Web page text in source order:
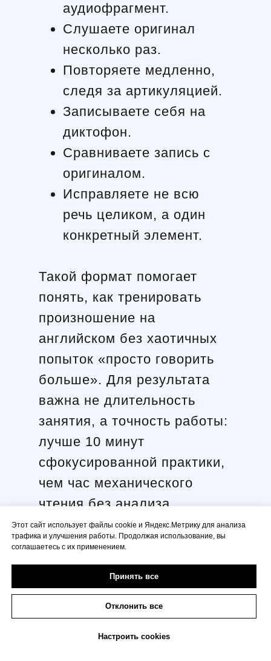
Этот сайт использует файлы cookie и Яндекс.Метрику для анализа
трафика и улучшения работы. Продолжая использование, вы
соглашаетесь с их применением.
Принять все
Отклонить все
Настроить cookies
аудиофрагмент.
Слушаете оригинал
несколько раз.
Повторяете медленно,
следя за артикуляцией.
Записываете себя на
диктофон.
Сравниваете запись с
оригиналом.
Исправляете не всю
речь целиком, а один
конкретный элемент.
Такой формат помогает
понять, как тренировать
произношение на
английском без хаотичных
попыток «просто говорить
больше». Для результата
важна не длительность
занятия, а точность работы:
лучше 10 минут
сфокусированной практики,
чем час механического
чтения без анализа.